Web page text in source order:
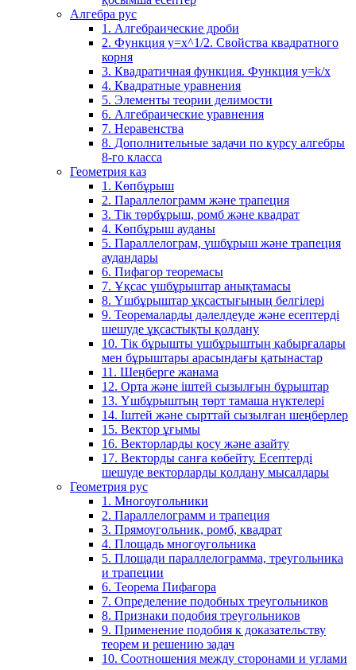
Алгебра рус
1. Алгебраические дроби
2. Функция y=x^1/2. Свойства квадратного
корня
3. Квадратичная функция. Функция у=k/x
4. Квадратные уравнения
5. Элементы теории делимости
6. Алгебраические уравнения
7. Неравенства
8. Дополнительные задачи по курсу алгебры
8-го класса
Геометрия каз
1. Көпбұрыш
2. Параллелограмм және трапеция
3. Тік төрбұрыш, ромб және квадрат
4. Көпбұрыш ауданы
5. Параллелограм, үшбұрыш және трапеция
аудандары
6. Пифагор теоремасы
7. Ұқсас үшбұрыштар анықтамасы
8. Үшбұрыштар ұқсастығының белгілері
9. Теоремаларды дәлелдеуде және есептерді
шешуде ұқсастықты қолдану
10. Тік бұрышты үшбұрыштың қабырғалары
мен бұрыштары арасындағы қатынастар
11. Шеңберге жанама
12. Орта және іштей сызылғын бұрыштар
13. Үшбұрыштың төрт тамаша нүктелері
14. Іштей және сырттай сызылған шеңберлер
15. Вектор ұғымы
16. Векторларды қосу және азайту
17. Векторды санға көбейту. Есептерді
шешуде векторларды қолдану мысалдары
Геометрия рус
1. Многоугольники
2. Параллелограмм и трапеция
3. Прямоугольник, ромб, квадрат
4. Площадь многоугольника
5. Площади параллелограмма, треугольника
и трапеции
6. Теорема Пифагора
7. Определение подобных треугольников
8. Признаки подобия треугольников
9. Применение подобия к доказательству
теорем и решению задач
10. Соотношения между сторонами и углами